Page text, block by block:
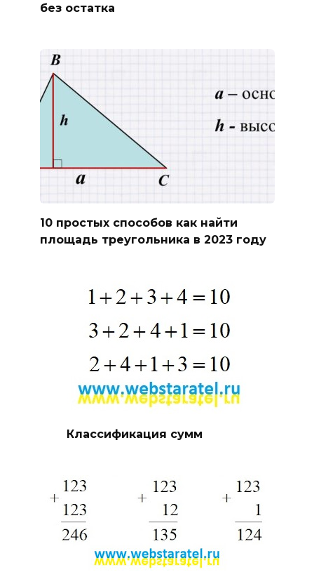
без остатка
10 простых способов как найти
площадь треугольника в 2023 году
Классификация сумм